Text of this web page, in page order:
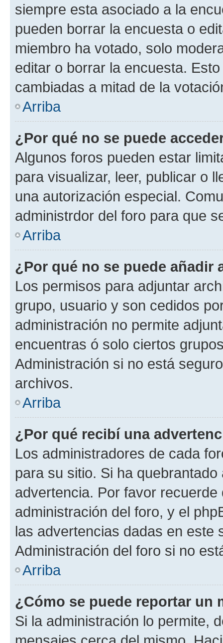
siempre esta asociado a la
pueden borrar la encuesta o
miembro ha votado, solo
editar o borrar la encuesta.
cambiadas a mitad de la
Arriba
¿Por qué no se puede
Algunos foros pueden estar
para visualizar, leer, publicar o
una autorización especial.
administrdor del foro para que
Arriba
¿Por qué no se puede añadir
Los permisos para adjuntar
grupo, usuario y son cedidos
administración no permite
encuentras ó solo ciertos
Administración si no está
archivos.
Arriba
¿Por qué recibí una
Los administradores de cada
para su sitio. Si ha
advertencia. Por favor
administración del foro, y el
las advertencias dadas en este
Administración del foro si no
Arriba
¿Cómo se puede reportar un
Si la administración lo permite,